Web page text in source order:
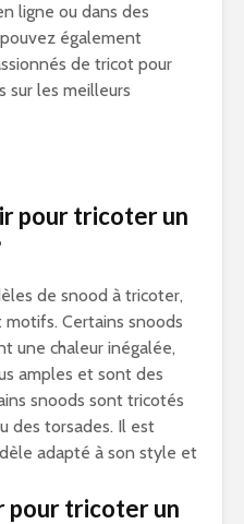
ligne ou dans des
pouvez également
de tricot pour
sur les meilleurs
pour tricoter un
de snood à tricoter,
Certains snoods
une chaleur inégalée,
amples et sont des
snoods sont tricotés
des torsades. Il est
adapté à son style et
pour tricoter un